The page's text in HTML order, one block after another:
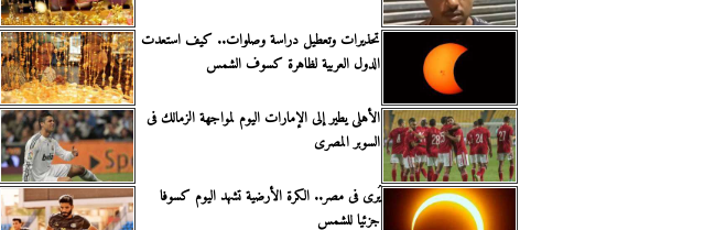
تحذيرات وتعطيل دراسة وصلوات.. كيف استعدت
الدول العربية لظاهرة كسوف الشمس
الأهلى يطير إلى الإمارات اليوم لمواجهة الزمالك فى
السوبر المصرى
يُرى فى مصر.. الكرة الأرضية تشهد اليوم كسوفا
جزئيا للشمس